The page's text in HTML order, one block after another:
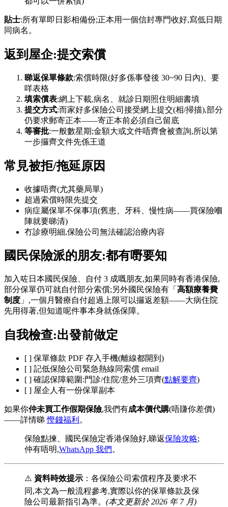
貼士:所有單即日影相備份;正本用一個信封專門收好,寫低日期
同病名。
返到屋企:提交索償
睇返保單條款:索償時限(好多係事發後 30~90 日內)、要
咩表格
填索償表:網上下載,病名、就診日期照住明細書填
提交方式:而家好多保險公司接受網上提交(相/掃描),部分
仍要求郵寄正本——寄正本前必須自己留底
等審批:一般數星期;金額大或文件唔齊會被查詢,所以第
一步攞齊文件先係王道
常見被拒/拖延原因
收據唔齊(尤其藥局單)
超過索償時限先提交
病症屬保單不保事項(舊患、牙科、慢性病——買保險嗰
陣就要睇清)
冇診療明細,保險公司無法確認治療內容
國民保險派的朋友:都有嘢要知
加入咗日本國民保險、自付 3 成嘅朋友,如果同時有香港保險,
部分保單仍可就自付部分索償;另外國民保險有「 高額療養費
制度 」,一個月醫療自付超過上限可以攞返差額——大病住院
先用得著,但知道呢件事本身就係保障。
自我檢查:出發前做定
[ ] 保單條款 PDF 存入手機(離線都開到)
[ ] 記低保險公司緊急熱線同索償 email
[ ] 確認保障範圍:門診/住院/意外三項齊(點解要齊)
[ ] 屋企人有一份保單副本
如果你仲未買工作假期保險,我們有成本價代購(唔賺你差價)
——詳情睇慳錢福利 。
保險點揀、國民保險定香港保險好,睇返保險攻略;
仲有唔明,WhatsApp 我們 。
⚠️ 資料時效提示 ：各保險公司索償程序及要求不
同,本文為一般流程參考,實際以你的保單條款及保
險公司最新指引為準。 (本文更新於 2026 年 7 月)